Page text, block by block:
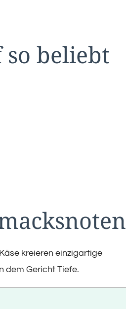
beliebt
kreieren einzigartige
dem Gericht Tiefe.